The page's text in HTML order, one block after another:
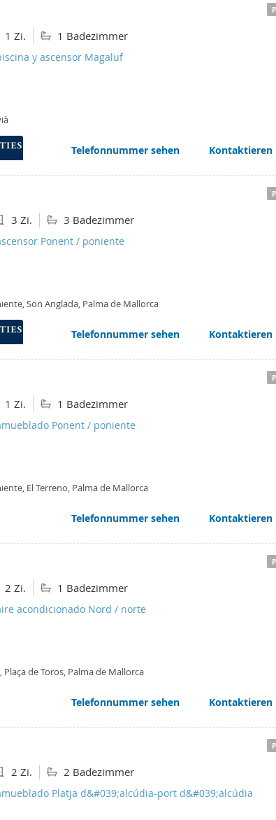
1 Zi. 1 Badezimmer
y ascensor Magaluf
Telefonnummer sehen Kontaktieren
3 Zi. 3 Badezimmer
Ponent / poniente
Son Anglada, Palma de Mallorca
Telefonnummer sehen Kontaktieren
1 Zi. 1 Badezimmer
Ponent / poniente
El Terreno, Palma de Mallorca
Telefonnummer sehen Kontaktieren
2 Zi. 1 Badezimmer
acondicionado Nord / norte
de Toros, Palma de Mallorca
Telefonnummer sehen Kontaktieren
2 Zi. 2 Badezimmer
Platja d&#039;alcúdia-port d&#039;alcúdia